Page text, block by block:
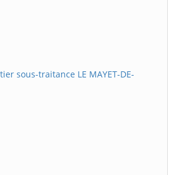
sous-traitance LE MAYET-DE-